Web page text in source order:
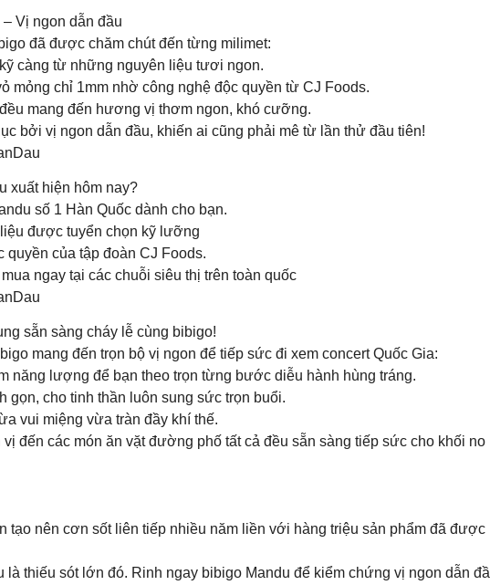
Vị ngon dẫn đầu
đã được chăm chút đến từng milimet:
càng từ những nguyên liệu tươi ngon.
mỏng chỉ 1mm nhờ công nghệ độc quyền từ CJ Foods.
mang đến hương vị thơm ngon, khó cưỡng.
bởi vị ngon dẫn đầu, khiến ai cũng phải mê từ lần thử đầu tiên!
xuất hiện hôm nay?
số 1 Hàn Quốc dành cho bạn.
được tuyển chọn kỹ lưỡng
của tập đoàn CJ Foods.
ngay tại các chuỗi siêu thị trên toàn quốc
sẵn sàng cháy lễ cùng bibigo!
mang đến trọn bộ vị ngon để tiếp sức đi xem concert Quốc Gia:
năng lượng để bạn theo trọn từng bước diễu hành hùng tráng.
cho tinh thần luôn sung sức trọn buổi.
vui miệng vừa tràn đầy khí thế.
đến các món ăn vặt đường phố tất cả đều sẵn sàng tiếp sức cho khối no
tạo nên cơn sốt liên tiếp nhiều năm liền với hàng triệu sản phẩm đã được
thiếu sót lớn đó. Rinh ngay bibigo Mandu để kiểm chứng vị ngon dẫn đầ